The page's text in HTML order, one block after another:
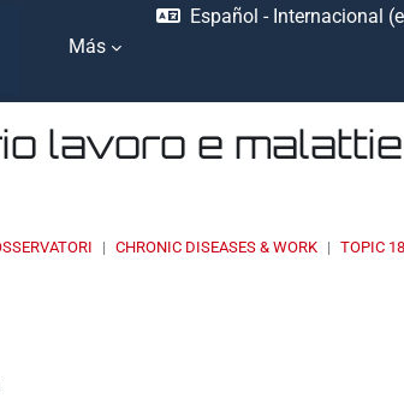
Más
Español - Internacional
lavoro e
CHRONIC DISEASES & WORK TOPIC 18